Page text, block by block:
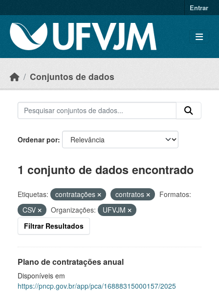
Entrar
Conjuntos de dados
Ordenar por
1 conjunto de dados encontrado
Etiquetas: contratações contratos
Formatos:
CSV
Organizações:
UFVJM
Filtrar Resultados
Plano de contratações anual
Disponíveis em
https://pncp.gov.br/app/pca/16888315000157/2025